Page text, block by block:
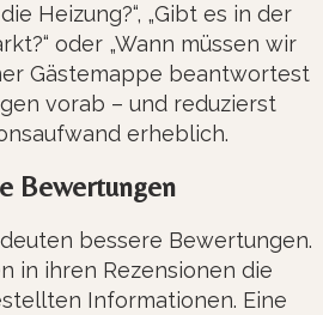
Heizung?“, „Gibt es in der
oder „Wann müssen wir
Gästemappe beantwortest
vorab – und reduzierst
erheblich.
Bewertungen
bessere Bewertungen.
in ihren Rezensionen die
Informationen. Eine